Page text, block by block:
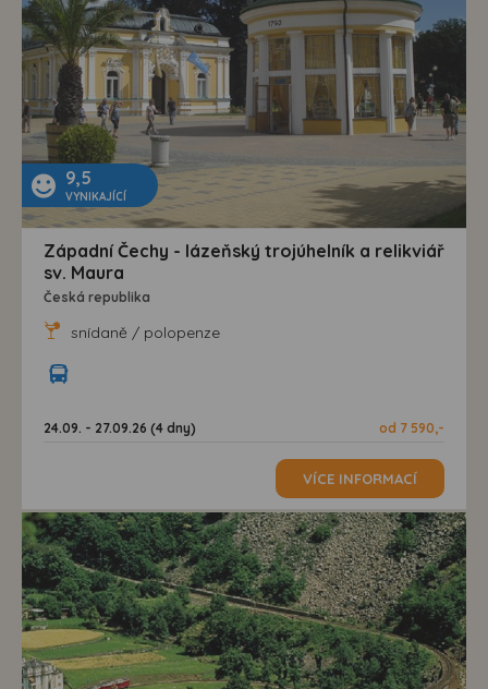
9,5
VYNIKAJÍCÍ
Západní Čechy - lázeňský trojúhelník a relikviář
sv. Maura
Česká republika
snídaně / polopenze
24.09. - 27.09.26 (4 dny) od 7 590,-
VÍCE INFORMACÍ